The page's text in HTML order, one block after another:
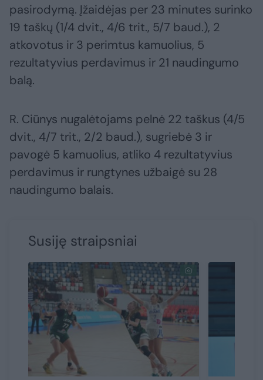
pasirodymą. Įžaidėjas per 23 minutes surinko
19 taškų (1/4 dvit., 4/6 trit., 5/7 baud.), 2
atkovotus ir 3 perimtus kamuolius, 5
rezultatyvius perdavimus ir 21 naudingumo
balą.
R. Ciūnys nugalėtojams pelnė 22 taškus (4/5
dvit., 4/7 trit., 2/2 baud.), sugriebė 3 ir
pavogė 5 kamuolius, atliko 4 rezultatyvius
perdavimus ir rungtynes užbaigė su 28
naudingumo balais.
Susiję straipsniai